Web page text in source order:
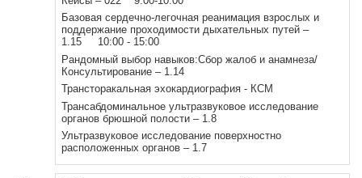
Базовая сердечно-легочная реанимация взрослых и
поддержание проходимости дыхательных путей –
1.15 10:00 - 15:00
Рандомный выбор навыков:Сбор жалоб и анамнеза/
Консультирование – 1.14
Трансторакальная эхокардиография - КСМ
Трансабдоминальное ультразвуковое исследование
органов брюшной полости – 1.8
Ультразвуковое исследование поверхностно
расположенных органов – 1.7